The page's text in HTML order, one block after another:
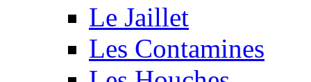
Le Jaillet
Les Contamines